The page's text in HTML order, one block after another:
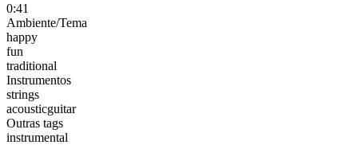
0:41
Ambiente/Tema
happy
fun
traditional
Instrumentos
strings
acousticguitar
Outras tags
instrumental